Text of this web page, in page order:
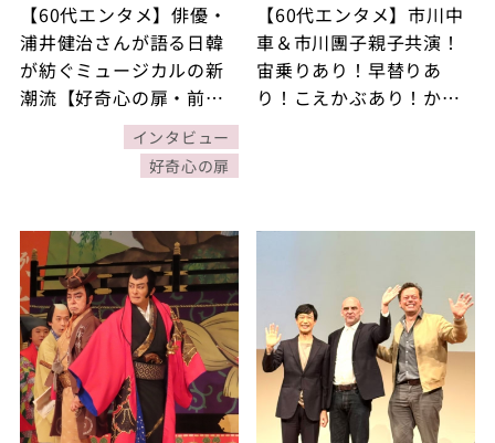
【60代エンタメ】俳優・
浦井健治さんが語る日韓
が紡ぐミュージカルの新
潮流【好奇心の扉・前
インタビュー
好奇心の扉
【60代エンタメ】市川中
車＆市川團子親子共演！
宙乗りあり！早替りあ
り！こえかぶあり！かつ